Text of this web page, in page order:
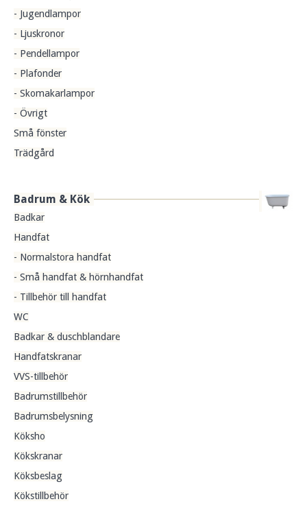
- Jugendlampor
- Ljuskronor
- Pendellampor
- Plafonder
- Skomakarlampor
- Övrigt
Små fönster
Trädgård
Badrum & Kök
Badkar
Handfat
- Normalstora handfat
- Små handfat & hörnhandfat
- Tillbehör till handfat
WC
Badkar & duschblandare
Handfatskranar
VVS-tillbehör
Badrumstillbehör
Badrumsbelysning
Köksho
Kökskranar
Köksbeslag
Kökstillbehör